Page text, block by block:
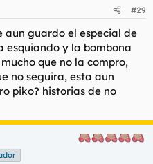
#29
aun guardo el especial de
esquiando y la bombona
que no la compro,
no seguira, esta aun
piko? historias de no